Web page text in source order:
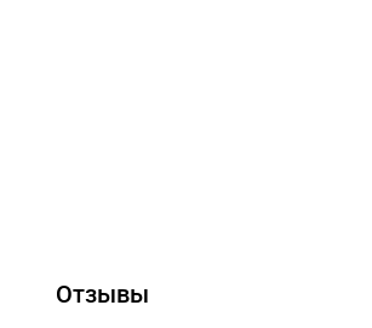
Отзывы